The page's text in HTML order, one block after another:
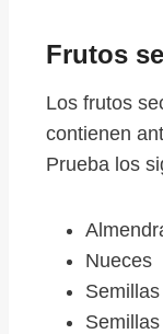
Frutos
Los frutos
contienen
Prueba los
Nueces